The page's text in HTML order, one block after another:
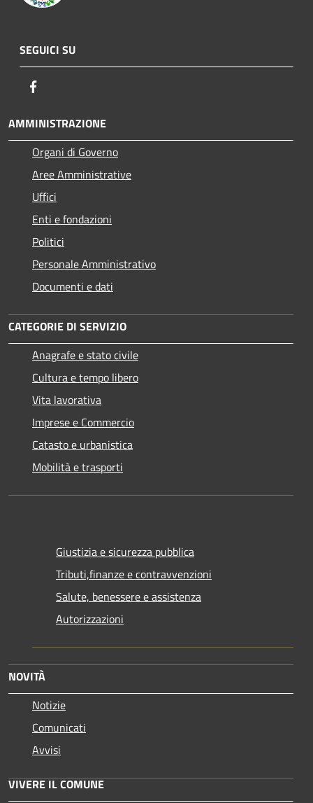
SEGUICI SU
AMMINISTRAZIONE
Organi di Governo
Aree Amministrative
Uffici
Enti e fondazioni
Politici
Personale Amministrativo
Documenti e dati
CATEGORIE DI SERVIZIO
Anagrafe e stato civile
Cultura e tempo libero
Vita lavorativa
Imprese e Commercio
Catasto e urbanistica
Mobilità e trasporti
Giustizia e sicurezza pubblica
Tributi,finanze e contravvenzioni
Salute, benessere e assistenza
Autorizzazioni
NOVITÀ
Notizie
Comunicati
Avvisi
VIVERE IL COMUNE